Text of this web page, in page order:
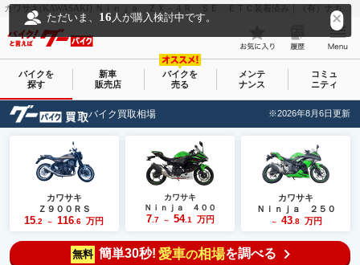
カワサキ(KAWASAKI) Ｎｉｎｊａ ＺＸ－４Ｒ ＳＥ ＥＴＣ装着済み｜（有）ナカムラモータース｜新車・中古バイクなら【グーバイク(GooBike)】
ただいま、 16 人が購入検討中です。
バイクを
探す
新車
販売店
バイクを
売る
メンテ
ナンス
コミュ
ニティ
バイク買取相場 ※2026年8月6日更新
カワサキ
Ｚ９００ＲＳ
15 .2 ～ 116 .6 万円
カワサキ
Ｎｉｎｊａ ４００
7.7 ～ 54.1 万円
カワサキ
Ｎｉｎｊａ ２５０
～ 43.8 万円
無料 簡単30秒! 愛車の相場を調べる